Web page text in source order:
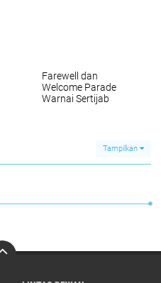
Farewell dan
Welcome Parade
Warnai Sertijab
Tongkat Komando
Tampilkan